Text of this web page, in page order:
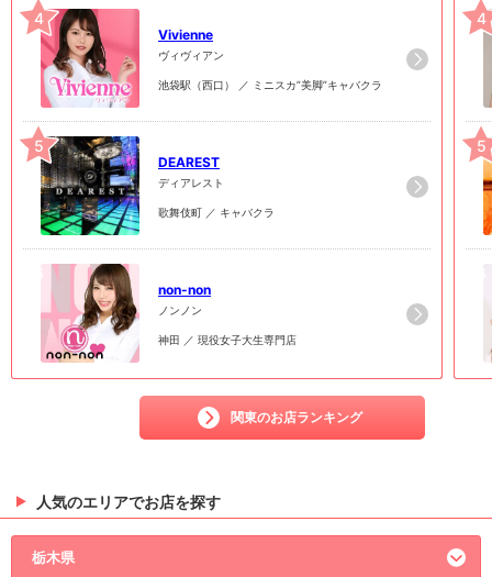
4
Vivienne
ヴィヴィアン
池袋駅（西口） ／ ミニスカ”美脚”キャバクラ
5
DEAREST
ディアレスト
歌舞伎町 ／ キャバクラ
6
non-non
ノンノン
神田 ／ 現役女子大生専門店
関東のお店ランキング
4
5
人気のエリアでお店を探す
栃木県